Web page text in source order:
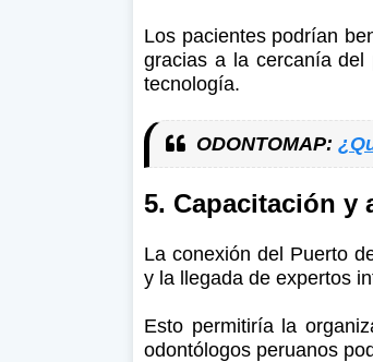
Los pacientes podrían
gracias a la cercanía del
tecnología.
ODONTOMAP:
5. Capacitación y
La conexión del Puerto
y la llegada de expertos
Esto permitiría la
odontólogos peruanos